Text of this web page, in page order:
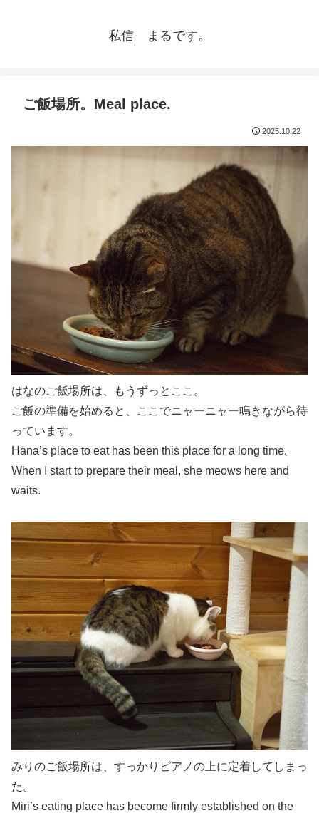
私信 まるです。
ご飯場所。Meal place.
2025.10.22
はなのご飯場所は、もうずっとここ。
ご飯の準備を始めると、ここでニャーニャー鳴きながら待
っています。
Hana’s place to eat has been this place for a long time.
When I start to prepare their meal, she meows here and
waits.
みりのご飯場所は、すっかりピアノの上に定着してしまっ
た。
Miri’s eating place has become firmly established on the